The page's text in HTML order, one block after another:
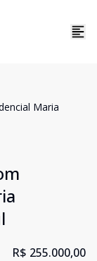
Maria
R$ 255.000,00